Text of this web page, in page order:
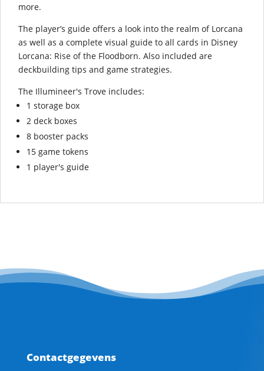
more.
The player’s guide offers a look into the realm of Lorcana
as well as a complete visual guide to all cards in Disney
Lorcana: Rise of the Floodborn. Also included are
deckbuilding tips and game strategies.
The Illumineer's Trove includes:
1 storage box
2 deck boxes
8 booster packs
15 game tokens
1 player's guide
Contactgegevens